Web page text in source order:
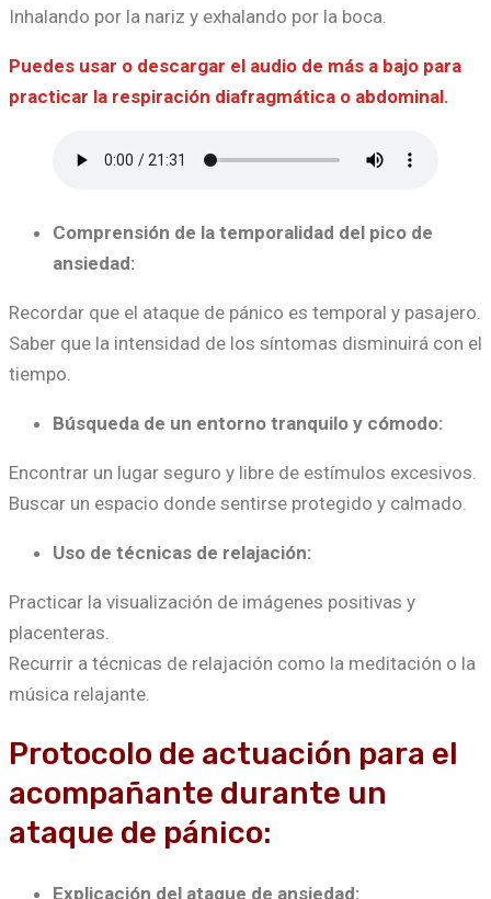
Inhalando por la nariz y exhalando por la boca.
Puedes usar o descargar el audio de más a bajo para
practicar la respiración diafragmática o abdominal.
Comprensión de la temporalidad del pico de
ansiedad:
Recordar que el ataque de pánico es temporal y pasajero.
Saber que la intensidad de los síntomas disminuirá con el
tiempo.
Búsqueda de un entorno tranquilo y cómodo:
Encontrar un lugar seguro y libre de estímulos excesivos.
Buscar un espacio donde sentirse protegido y calmado.
Uso de técnicas de relajación:
Practicar la visualización de imágenes positivas y
placenteras.
Recurrir a técnicas de relajación como la meditación o la
música relajante.
Protocolo de actuación para el
acompañante durante un
ataque de pánico:
Explicación del ataque de ansiedad: